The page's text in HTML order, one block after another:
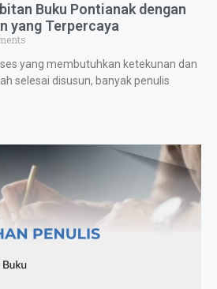
Buku Pontianak dengan
yang Terpercaya
yang membutuhkan ketekunan dan
selesai disusun, banyak penulis